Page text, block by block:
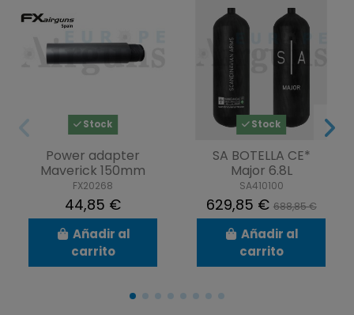
Stock
Power adapter
Maverick 150mm
FX20268
44,85 €
Añadir al
carrito
Stock
SA BOTELLA CE*
Major 6.8L
SA410100
629,85 € 688,85 €
Añadir al
carrito